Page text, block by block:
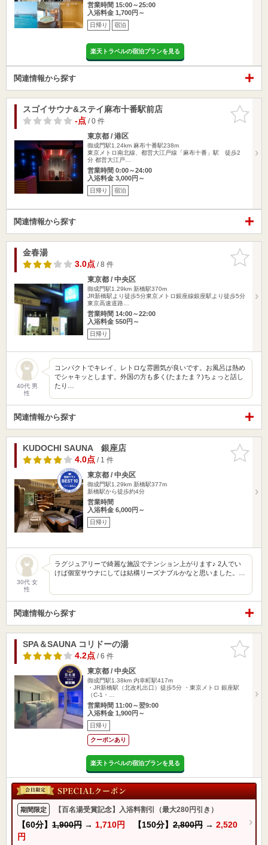
営業時間 15:00～25:00
入浴料金 1,700円～
日帰り 宿泊
楽天トラベルの宿泊プランを見る
関連情報から探す
お気に入
りに追加
スゴイサウナ&ステイ麻布十番駅前店
-点/ 0 件
東京都 / 港区
御成門駅1.24km 麻布十番駅238m
東京メトロ南北線、都営大江戸線「麻布十番」駅 徒歩2
分 都営大江戸…
営業時間 0:00～24:00
入浴料金 3,000円～
日帰り 宿泊
関連情報から探す
お気に入
りに追加
金春湯
3.0点/ 8 件
東京都 / 中央区
御成門駅1.29km 新橋駅370m
JR新橋駅より徒歩5分東京メトロ銀座線銀座駅より徒歩5分
東京高速道路…
営業時間 14:00～22:00
入浴料金 550円～
日帰り
40代 男
性
コンパクトでキレイ、レトロな雰囲気が良いです。お風呂は熱め
でシャキッとします。外国の方も多く(たまたま？)ちょっと話し
たり…
関連情報から探す
お気に入
りに追加
KUDOCHI SAUNA 銀座店
4.0点/ 1 件
東京都 / 中央区
御成門駅1.29km 新橋駅377m
新橋駅から徒歩約4分
営業時間
入浴料金 6,000円～
日帰り
30代 女
性
ラグジュアリーで綺麗な施設でテンション上がります♪ 2人でい
けば個室サウナにしては結構リーズナブルかなと思いました。…
関連情報から探す
お気に入
りに追加
SPA＆SAUNA コリドーの湯
4.2点/ 6 件
東京都 / 中央区
御成門駅1.38km 内幸町駅417m
・JR新橋駅（北改札出口）徒歩5分 ・東京メトロ 銀座駅
（C-1・…
営業時間 11:00～翌9:00
入浴料金 1,900円～
日帰り
クーポンあり
楽天トラベルの宿泊プランを見る
期間限定 【百名湯受賞記念】入浴料割引（最大280円引き）
【60分】 1,900円 → 1,710円 【150分】 2,800円 → 2,520
円